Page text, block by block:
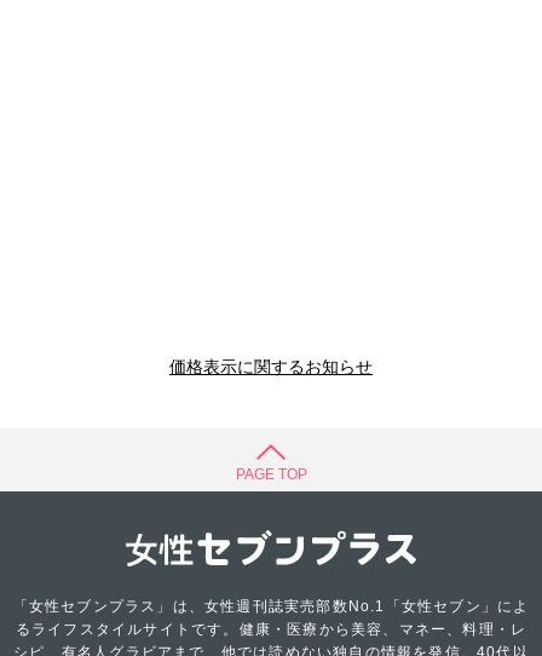
価格表示に関するお知らせ
PAGE TOP
「女性セブンプラス」は、女性週刊誌実売部数No.1「女性セブン」によ
るライフスタイルサイトです。健康・医療から美容、マネー、料理・レ
シピ、有名人グラビアまで、他では読めない独自の情報を発信。40代以